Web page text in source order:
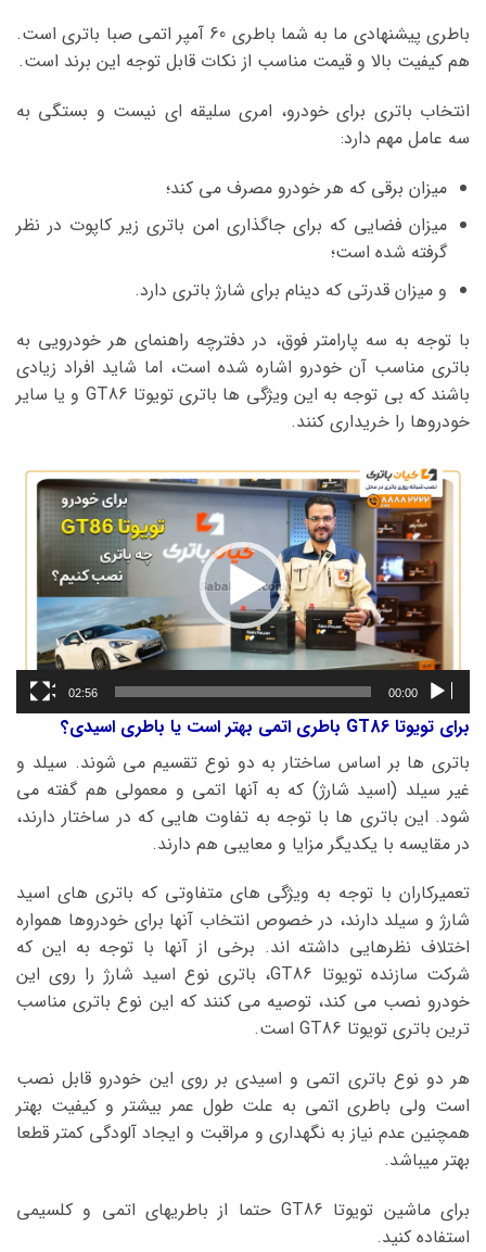
باطری پیشنهادی ما به شما باطری 60 آمپر اتمی صبا باتری است.
هم کیفیت بالا و قیمت مناسب از نکات قابل توجه این برند است.
انتخاب باتری برای خودرو، امری سلیقه ای نیست و بستگی به
سه عامل مهم دارد:
میزان برقی که هر خودرو مصرف می کند؛
میزان فضایی که برای جاگذاری امن باتری زیر کاپوت در نظر
گرفته شده است؛
و میزان قدرتی که دینام برای شارژ باتری دارد.
با توجه به سه پارامتر فوق، در دفترچه راهنمای هر خودرویی به
باتری مناسب آن خودرو اشاره شده است، اما شاید افراد زیادی
باشند که بی توجه به این ویژگی ها باتری تویوتا GT86 و یا سایر
خودروها را خریداری کنند.
نمایشگر
ویدیو
00:00
02:56
برای تویوتا GT86 باطری اتمی بهتر است یا باطری اسیدی؟
باتری ها بر اساس ساختار به دو نوع تقسیم می شوند. سیلد و
غیر سیلد (اسید شارژ) که به آنها اتمی و معمولی هم گفته می
شود. این باتری ها با توجه به تفاوت هایی که در ساختار دارند،
در مقایسه با یکدیگر مزایا و معایبی هم دارند.
تعمیرکاران با توجه به ویژگی های متفاوتی که باتری های اسید
شارژ و سیلد دارند، در خصوص انتخاب آنها برای خودروها همواره
اختلاف نظرهایی داشته اند. برخی از آنها با توجه به این که
شرکت سازنده تویوتا GT86، باتری نوع اسید شارژ را روی این
خودرو نصب می کند، توصیه می کنند که این نوع باتری مناسب
ترین باتری تویوتا GT86 است.
هر دو نوع باتری اتمی و اسیدی بر روی این خودرو قابل نصب
است ولی باطری اتمی به علت طول عمر بیشتر و کیفیت بهتر
همچنین عدم نیاز به نگهداری و مراقبت و ایجاد آلودگی کمتر قطعا
بهتر میباشد.
برای ماشین تویوتا GT86 حتما از باطریهای اتمی و کلسیمی
استفاده کنید.